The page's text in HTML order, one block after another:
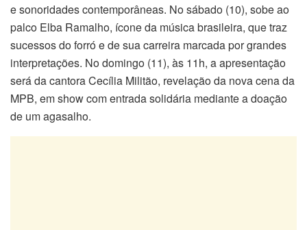
e sonoridades contemporâneas. No sábado (10), sobe ao
palco Elba Ramalho, ícone da música brasileira, que traz
sucessos do forró e de sua carreira marcada por grandes
interpretações. No domingo (11), às 11h, a apresentação
será da cantora Cecília Militão, revelação da nova cena da
MPB, em show com entrada solidária mediante a doação
de um agasalho.